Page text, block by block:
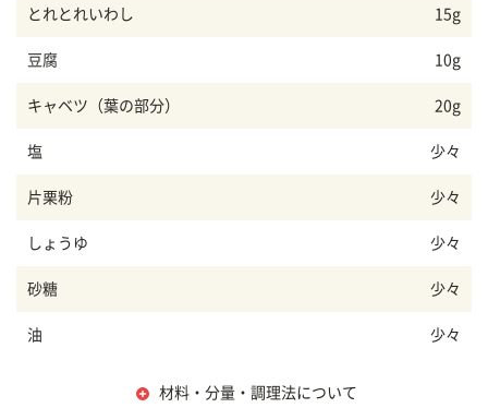
とれとれいわし 15g
豆腐 10g
キャベツ（葉の部分） 20g
塩 少々
片栗粉 少々
しょうゆ 少々
砂糖 少々
油 少々
材料・分量・調理法について